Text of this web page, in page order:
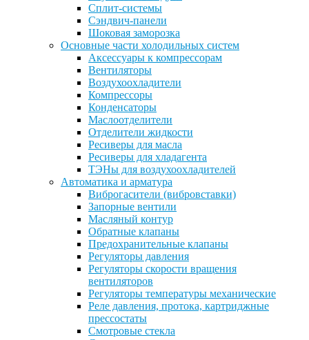
Сплит-системы
Сэндвич-панели
Шоковая заморозка
Основные части холодильных систем
Аксессуары к компрессорам
Вентиляторы
Воздухоохладители
Компрессоры
Конденсаторы
Маслоотделители
Отделители жидкости
Ресиверы для масла
Ресиверы для хладагента
ТЭНы для воздухоохладителей
Автоматика и арматура
Виброгасители (вибровставки)
Запорные вентили
Масляный контур
Обратные клапаны
Предохранительные клапаны
Регуляторы давления
Регуляторы скорости вращения
вентиляторов
Регуляторы температуры механические
Реле давления, протока, картриджные
прессостаты
Смотровые стекла